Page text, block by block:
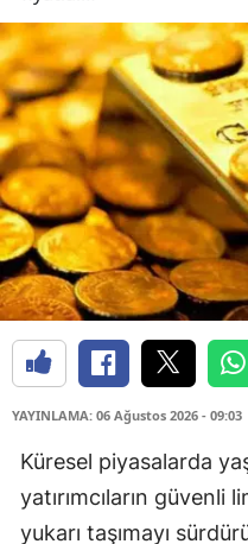
YAYINLAMA: 06 Ağustos 2026 - 09:03
Küresel piyasalarda
yatırımcıların güvenli
yukarı taşımayı